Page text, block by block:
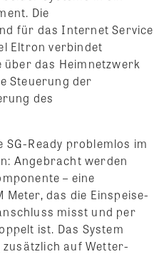
Die
für das Internet Service
Eltron verbindet
über das Heimnetzwerk
Steuerung der
des
SG-Ready problemlos im
Angebracht werden
– eine
Meter, das die Einspeise-
misst und per
ist. Das System
auf Wetter-